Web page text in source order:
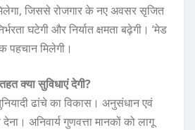
जिससे रोजगार के नए अवसर सृजित
घटेगी और निर्यात क्षमता बढ़ेगी। ‘मेड
पहचान मिलेगी।
क्या सुविधाएं देगी?
ढांचे का विकास। अनुसंधान एवं
अनिवार्य गुणवत्ता मानकों को लागू